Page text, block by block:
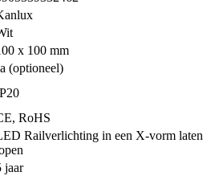
x 100 mm
(optioneel)
RoHS
Railverlichting in een X-vorm laten
jaar